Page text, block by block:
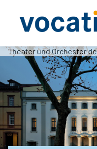
Theater und Orchester